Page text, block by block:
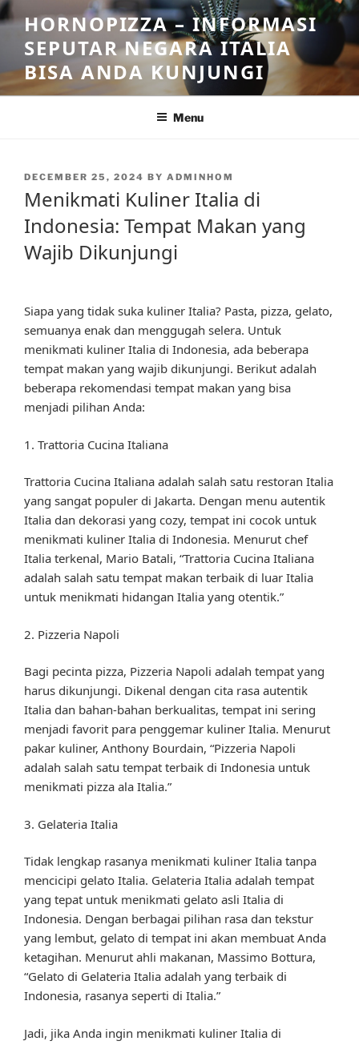
Skip
to
content
HORNOPIZZA – INFORMASI
SEPUTAR NEGARA ITALIA
BISA ANDA KUNJUNGI
Menu
POSTED
DECEMBER 25, 2024 BY ADMINHOM
Menikmati Kuliner Italia di
Indonesia: Tempat Makan yang
Wajib Dikunjungi
Siapa yang tidak suka kuliner Italia? Pasta, pizza, gelato,
semuanya enak dan menggugah selera. Untuk
menikmati kuliner Italia di Indonesia, ada beberapa
tempat makan yang wajib dikunjungi. Berikut adalah
beberapa rekomendasi tempat makan yang bisa
menjadi pilihan Anda:
1. Trattoria Cucina Italiana
Trattoria Cucina Italiana adalah salah satu restoran Italia
yang sangat populer di Jakarta. Dengan menu autentik
Italia dan dekorasi yang cozy, tempat ini cocok untuk
menikmati kuliner Italia di Indonesia. Menurut chef
Italia terkenal, Mario Batali, “Trattoria Cucina Italiana
adalah salah satu tempat makan terbaik di luar Italia
untuk menikmati hidangan Italia yang otentik.”
2. Pizzeria Napoli
Bagi pecinta pizza, Pizzeria Napoli adalah tempat yang
harus dikunjungi. Dikenal dengan cita rasa autentik
Italia dan bahan-bahan berkualitas, tempat ini sering
menjadi favorit para penggemar kuliner Italia. Menurut
pakar kuliner, Anthony Bourdain, “Pizzeria Napoli
adalah salah satu tempat terbaik di Indonesia untuk
menikmati pizza ala Italia.”
3. Gelateria Italia
Tidak lengkap rasanya menikmati kuliner Italia tanpa
mencicipi gelato Italia. Gelateria Italia adalah tempat
yang tepat untuk menikmati gelato asli Italia di
Indonesia. Dengan berbagai pilihan rasa dan tekstur
yang lembut, gelato di tempat ini akan membuat Anda
ketagihan. Menurut ahli makanan, Massimo Bottura,
“Gelato di Gelateria Italia adalah yang terbaik di
Indonesia, rasanya seperti di Italia.”
Jadi, jika Anda ingin menikmati kuliner Italia di